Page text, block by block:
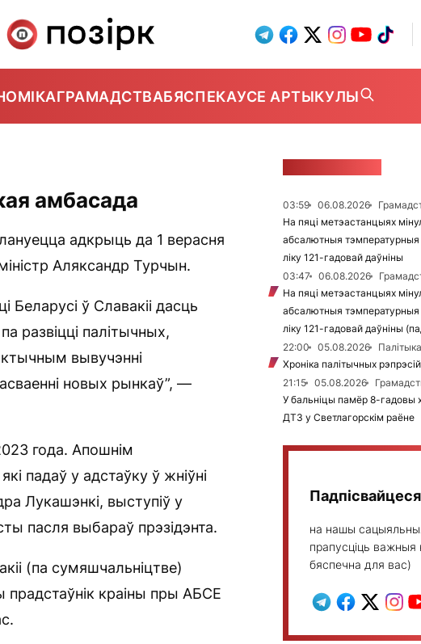
ГРАМАДСТВАБЯСПЕКАУСЕ АРТЫКУЛЫ
амбасада
адкрыць да 1 верасня
Аляксандр Турчын.
ў Славакіі дасць
развіцці палітычных,
вывучэнні
новых рынкаў”, —
года. Апошнім
падаў у адстаўку ў жніўні
Лукашэнкі, выступіў у
пасля выбараў прэзідэнта.
(па сумяшчальніцтве)
прадстаўнік краіны пры АБСЕ
03:59 06.08.2026
На пяці метэастанцыях
абсалютныя
ліку 121-гадовай даўніны
03:47
06.08.2026
На пяці метэастанцыях
абсалютныя
ліку 121-гадовай даўніны
22:00
05.08.2026
Палітыка
Хроніка палітычных
21:15
05.08.2026
У бальніцы памёр 8-гадовы
ДТЗ у Светлагорскім раёне
Падпісвайцеся
на нашы
прапусціць важныя
бяспечна для вас)